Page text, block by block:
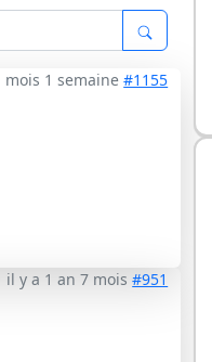
mois 1 semaine #1155
il y a 1 an 7 mois #951